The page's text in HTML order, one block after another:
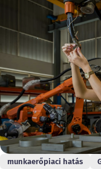
munkaerőpiaci hatás